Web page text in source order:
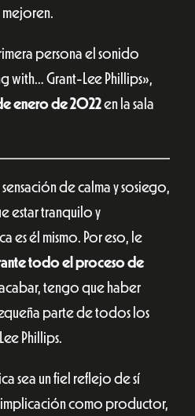
mejoren.
persona el sonido
with… Grant-Lee Phillips»,
enero de 2022en la sala
de calma y sosiego,
estar tranquilo y
es él mismo. Por eso, le
todo el proceso de
tengo que haber
parte de todos los
Phillips.
sea un fiel reflejo de sí
implicación como productor,